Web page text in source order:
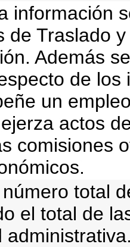
información
de Traslado
Además
de
un
actos
comisiones
total
el total de